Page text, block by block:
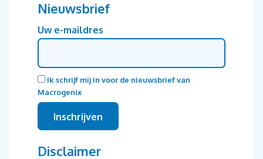
Nieuwsbrief
Uw e-maildres
Ik schrijf mij in voor de nieuwsbrief van
Macrogenix
Disclaimer